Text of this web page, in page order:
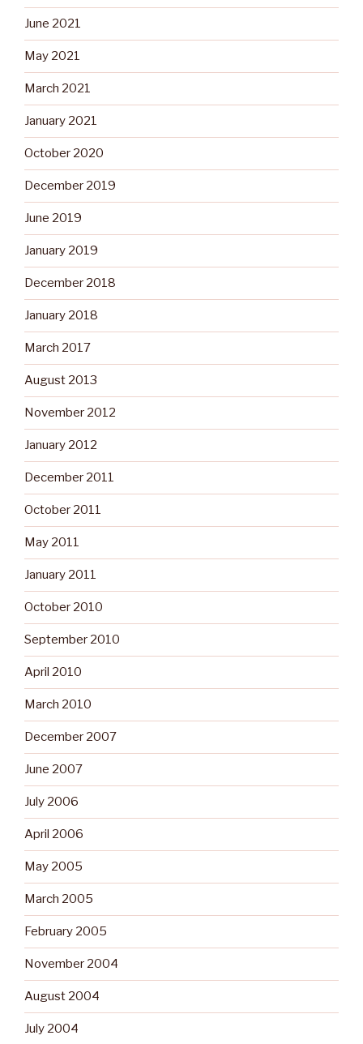
June 2021
May 2021
March 2021
January 2021
October 2020
December 2019
June 2019
January 2019
December 2018
January 2018
March 2017
August 2013
November 2012
January 2012
December 2011
October 2011
May 2011
January 2011
October 2010
September 2010
April 2010
March 2010
December 2007
June 2007
July 2006
April 2006
May 2005
March 2005
February 2005
November 2004
August 2004
July 2004